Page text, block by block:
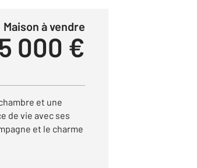
Maison à vendre
000 €
et une
de vie avec ses
et le charme